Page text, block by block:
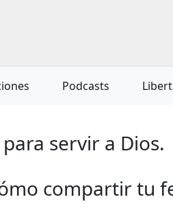
Podcasts
servir a Dios.
compartir tu